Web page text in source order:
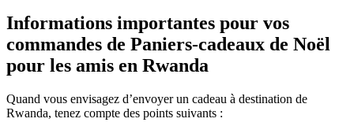
Informations importantes pour vos
commandes de Paniers-cadeaux de Noël
pour les amis en Rwanda
Quand vous envisagez d’envoyer un cadeau à destination de
Rwanda, tenez compte des points suivants :